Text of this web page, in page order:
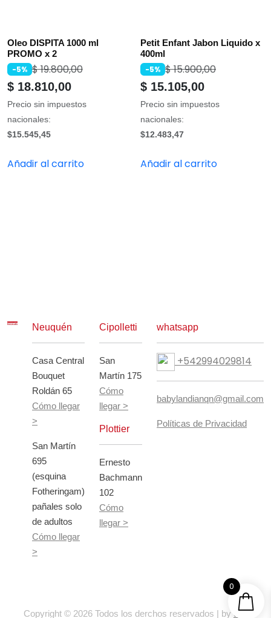
Oleo DISPITA 1000 ml
PROMO x 2
-5% $19.800,00
$ 18.810,00
Precio sin impuestos
nacionales:
$15.545,45
Añadir al carrito
Petit Enfant Jabon Liquido x
400ml
-5% $15.900,00
$ 15.105,00
Precio sin impuestos
nacionales:
$12.483,47
Añadir al carrito
Neuquén
Casa Central
Bouquet
Roldán 65
Cómo llegar
>
San Martín
695
(esquina
Fotheringam)
pañales solo
de adultos
Cómo llegar
>
Cipolletti
San
Martín 175
Cómo
llegar >
Plottier
Ernesto
Bachmann
102
Cómo
llegar >
whatsapp
+542994029814
babylandianqn@gmail.com
Políticas de Privacidad
Copyright © 2026 Todos los derchos reservados | by SIT
0